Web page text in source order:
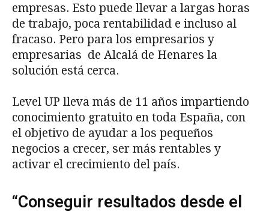
empresas. Esto puede llevar a largas horas
de trabajo, poca rentabilidad e incluso al
fracaso. Pero para los empresarios y
empresarias de Alcalá de Henares la
solución está cerca.
Level UP lleva más de 11 años impartiendo
conocimiento gratuito en toda España, con
el objetivo de ayudar a los pequeños
negocios a crecer, ser más rentables y
activar el crecimiento del país.
“Conseguir resultados desde el